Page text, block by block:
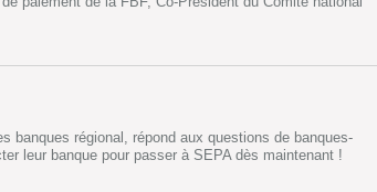
banques régional, répond aux questions de banques-
leur banque pour passer à SEPA dès maintenant !